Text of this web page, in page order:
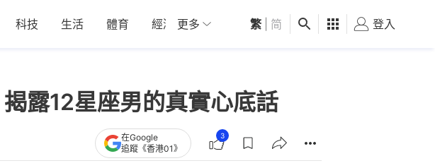
科技 生活 體育 經濟 01深圳 觀點 健康 好食玩飛
更多 繁 简 登入
露12星座男的真實心底話
在Google
追蹤《香港01》
3